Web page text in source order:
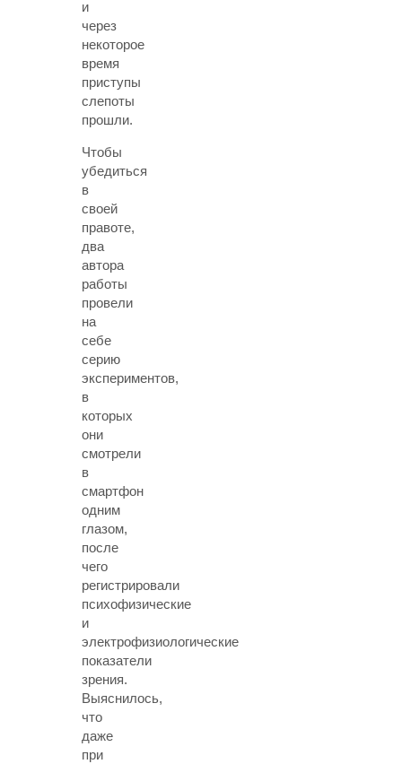
и
через
некоторое
время
приступы
слепоты
прошли.
Чтобы
убедиться
в
своей
правоте,
два
автора
работы
провели
на
себе
серию
экспериментов,
в
которых
они
смотрели
в
смартфон
одним
глазом,
после
чего
регистрировали
психофизические
и
электрофизиологические
показатели
зрения.
Выяснилось,
что
даже
при